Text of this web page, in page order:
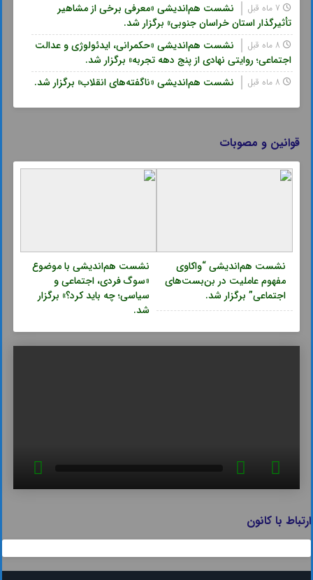
نشست هم‌اندیشی «معرفی برخی از مشاهیر
تأثیرگذار استان خراسان جنوبی» برگزار شد.
نشست هم‌اندیشی «حکمرانی، ایدئولوژی و عدالت
اجتماعی؛ روایتی نهادی از پنج دهه تجربه» برگزار شد.
نشست هم‌اندیشی «ناگفته‌های انقلاب» برگزار شد.
قوانین و مصوبات
نشست هم‌اندیشی “واکاوی
مفهوم عاملیت در بن‌بست‌های
اجتماعی” برگزار شد.
نشست هم‌اندیشی با موضوع
«سوگ فردی، اجتماعی و
سیاسی؛ چه باید کرد؟» برگزار
شد.
ارتباط با کانون